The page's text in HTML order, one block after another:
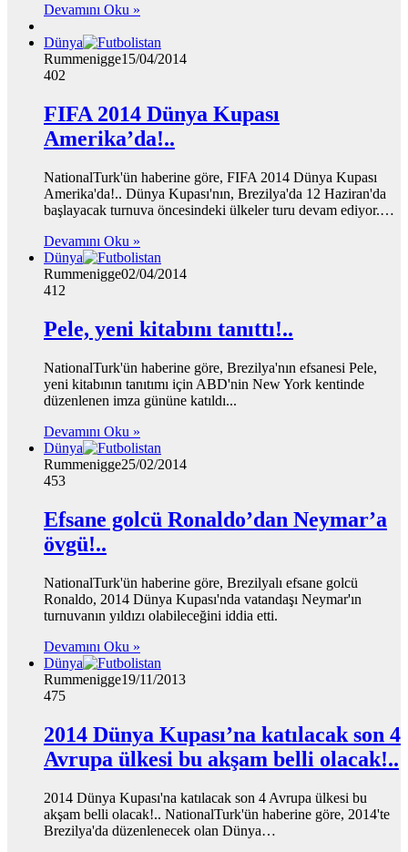
Devamını Oku »
Dünya
Rummenigge15/04/2014
402
FIFA 2014 Dünya Kupası
Amerika’da!..
NationalTurk'ün haberine göre, FIFA 2014 Dünya Kupası
Amerika'da!.. Dünya Kupası'nın, Brezilya'da 12 Haziran'da
başlayacak turnuva öncesindeki ülkeler turu devam ediyor.…
Devamını Oku »
Dünya
Rummenigge02/04/2014
412
Pele, yeni kitabını tanıttı!..
NationalTurk'ün haberine göre, Brezilya'nın efsanesi Pele,
yeni kitabının tanıtımı için ABD'nin New York kentinde
düzenlenen imza gününe katıldı...
Devamını Oku »
Dünya
Rummenigge25/02/2014
453
Efsane golcü Ronaldo’dan Neymar’a
övgü!..
NationalTurk'ün haberine göre, Brezilyalı efsane golcü
Ronaldo, 2014 Dünya Kupası'nda vatandaşı Neymar'ın
turnuvanın yıldızı olabileceğini iddia etti.
Devamını Oku »
Dünya
Rummenigge19/11/2013
475
2014 Dünya Kupası’na katılacak son 4
Avrupa ülkesi bu akşam belli olacak!..
2014 Dünya Kupası'na katılacak son 4 Avrupa ülkesi bu
akşam belli olacak!.. NationalTurk'ün haberine göre, 2014'te
Brezilya'da düzenlenecek olan Dünya…